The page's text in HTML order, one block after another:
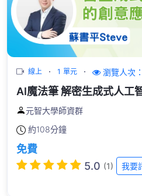
線上 1 單元 瀏覽人次
AI魔法筆 解密生成式人工
元智大學師資群
約108分鐘
免費
5.0 (1) 我要